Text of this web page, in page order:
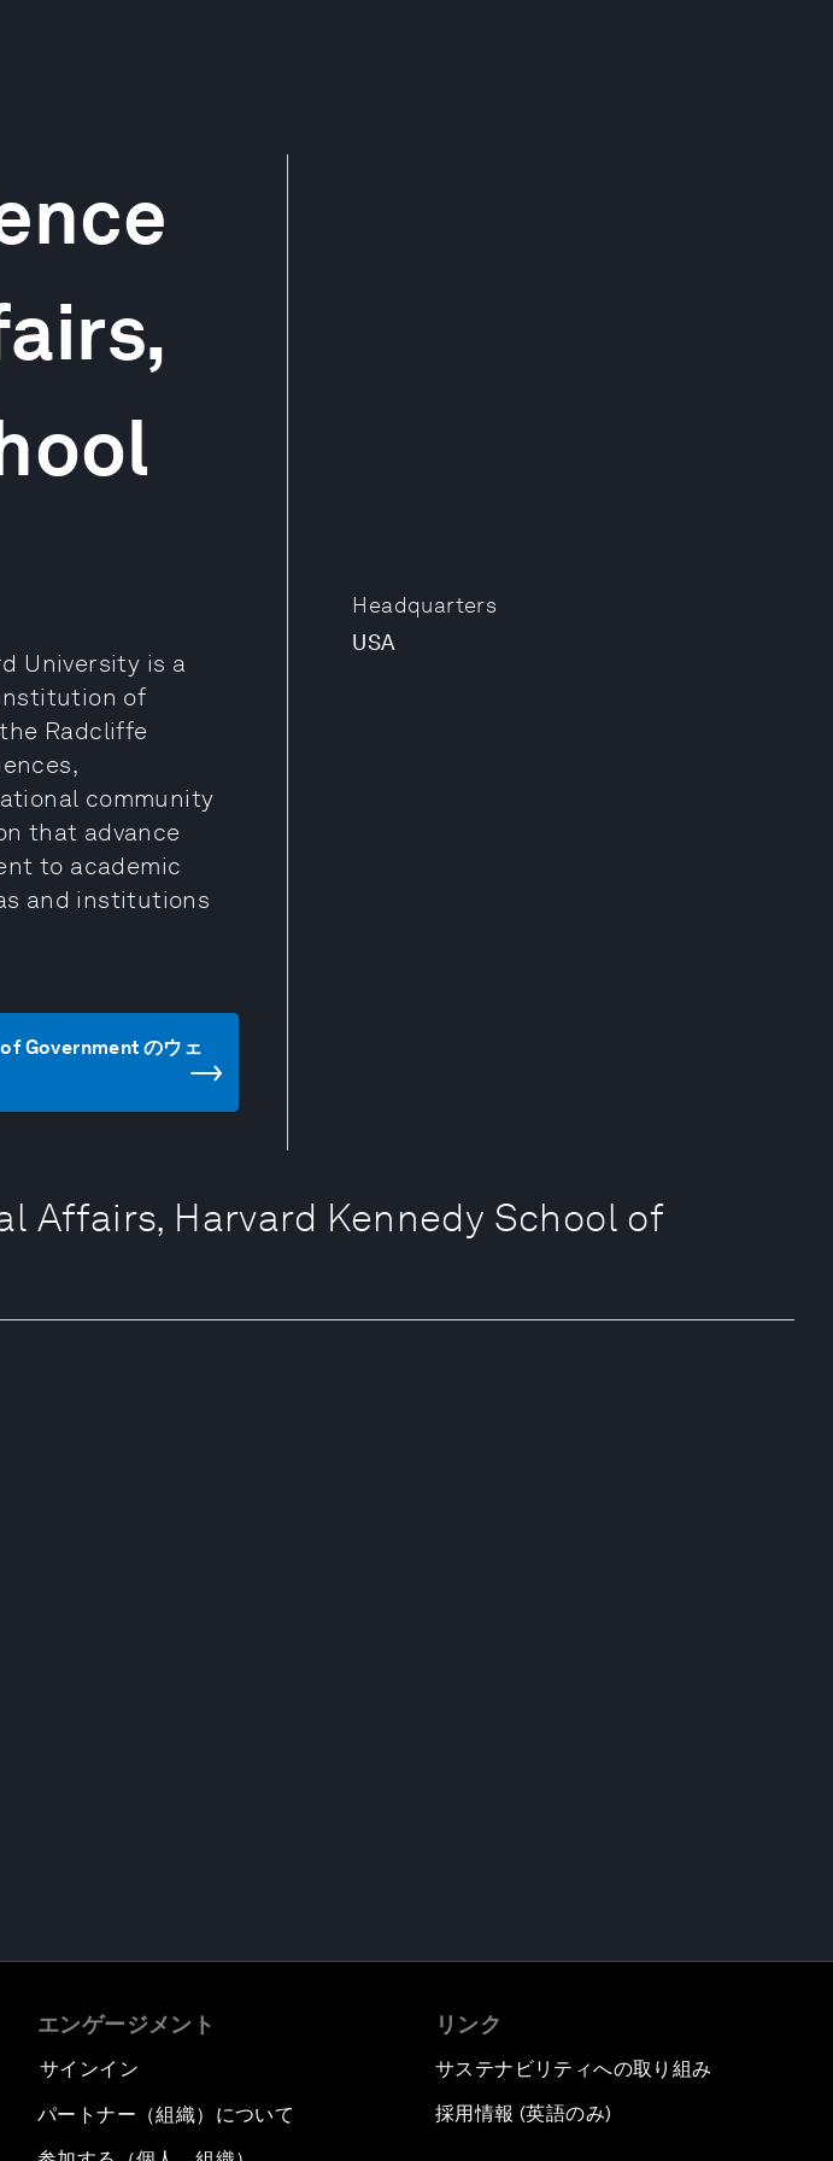
Headquarters
USA
University is a
of
Radcliffe
community
that advance
to academic
and institutions
Government のウェ
Affairs, Harvard Kennedy School of
エンゲージメント
サインイン
パートナー（組織）について
リンク
サステナビリティへの取り組み
採用情報 (英語のみ)